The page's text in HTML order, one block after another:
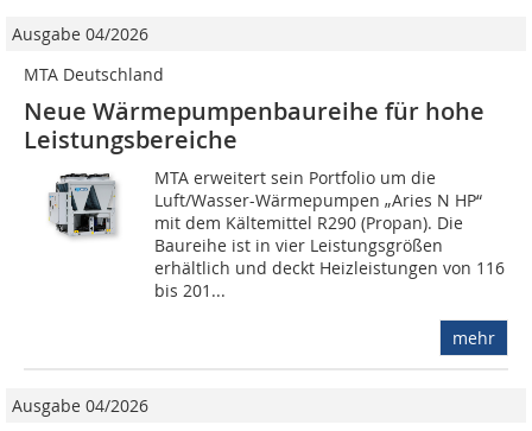
Ausgabe 04/2026
MTA Deutschland
Neue Wärmepumpen­baureihe für hohe
Leistungsbereiche
MTA erweitert sein Portfolio um die
Luft/Wasser-Wärmepumpen „Aries N HP“
mit dem Kältemittel R290 (Propan). Die
Baureihe ist in vier Leistungsgrößen
erhältlich und deckt Heizleistungen von 116
bis 201...
mehr
Ausgabe 04/2026